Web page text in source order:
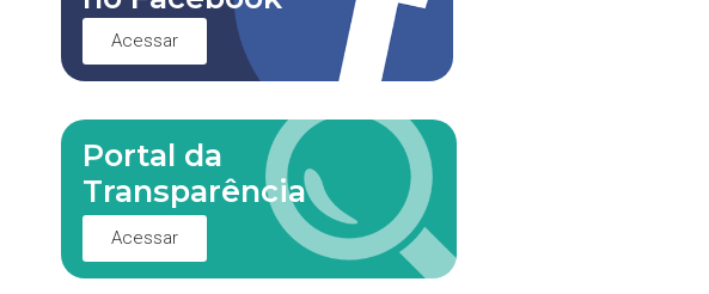
Acessar
Portal da
Transparência
Acessar